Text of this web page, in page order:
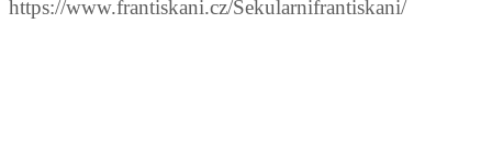
https://www.frantiskani.cz/Sekularnifrantiskani/